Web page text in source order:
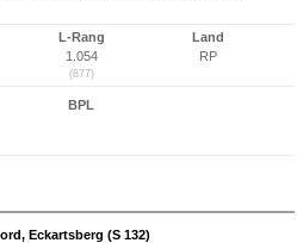
L-Rang
1.054
(877)
Land
RP
BPL
Eckartsberg (S 132)